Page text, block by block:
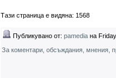
Тази страница е видяна: 1568
Публикувано от: pamedia на
За коментари, обсъждания, мнения,